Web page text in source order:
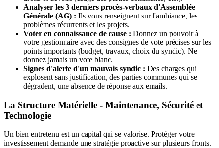
Analyser les 3 derniers procès-verbaux d'Assemblée
Générale (AG) : Ils vous renseignent sur l'ambiance, les
problèmes récurrents et les projets.
Voter en connaissance de cause : Donnez un pouvoir à
votre gestionnaire avec des consignes de vote précises sur les
points importants (budget, travaux, choix du syndic). Ne
donnez jamais un vote blanc.
Signes d'alerte d'un mauvais syndic : Des charges qui
explosent sans justification, des parties communes qui se
dégradent, une absence de réponse aux emails.
La Structure Matérielle - Maintenance, Sécurité et
Technologie
Un bien entretenu est un capital qui se valorise. Protéger votre
investissement demande une stratégie proactive sur plusieurs fronts.